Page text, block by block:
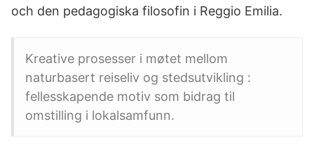
och den pedagogiska filosofin i Reggio Emilia.
Kreative prosesser i møtet mellom
naturbasert reiseliv og stedsutvikling :
fellesskapende motiv som bidrag til
omstilling i lokalsamfunn.